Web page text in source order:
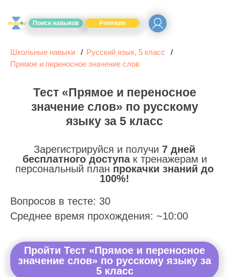
Поиск навыков Premium
Школьные навыки
Русский язык, 5 класс
Прямое и переносное значение слов
Тест «Прямое и переносное
значение слов» по русскому
языку за 5 класс
Зарегистрируйся и получи 7 дней
бесплатного доступак тренажерам и
персональный план прокачки знаний до
100%!
Вопросов в тесте: 30
Среднее время прохождения: ~10:00
Пройти Тест «Прямое и переносное
значение слов» по русскому языку за
5 класс